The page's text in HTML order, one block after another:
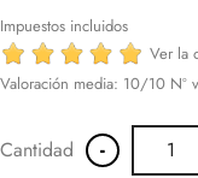
Impuestos incluidos
Ver la
Valoración media: 10/10 Nº
Cantidad -